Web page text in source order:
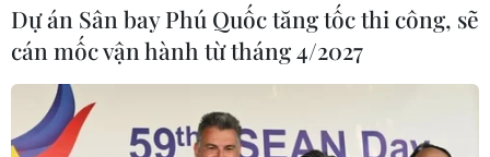
Dự án Sân bay Phú Quốc tăng tốc thi công, sẽ
cán mốc vận hành từ tháng 4/2027